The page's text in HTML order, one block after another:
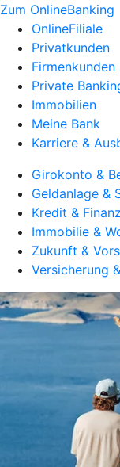
Zum OnlineBanking
OnlineFiliale
Privatkunden
Firmenkunden
Private
Immobilien
Meine Bank
Karriere &
Girokonto &
Geldanlage &
Kredit &
Immobilie &
Zukunft &
Versicherung